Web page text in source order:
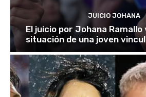
JUICIO JOHANA
El juicio por Johana
situación de una joven